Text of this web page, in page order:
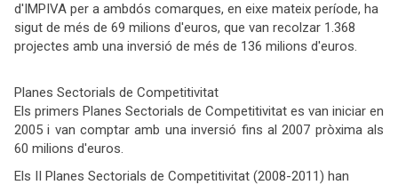
d'IMPIVA per a ambdós comarques, en eixe mateix període, ha
sigut de més de 69 milions d'euros, que van recolzar 1.368
projectes amb una inversió de més de 136 milions d'euros.
Planes Sectorials de Competitivitat
Els primers Planes Sectorials de Competitivitat es van iniciar en
2005 i van comptar amb una inversió fins al 2007 pròxima als
60 milions d'euros.
Els II Planes Sectorials de Competitivitat (2008-2011) han